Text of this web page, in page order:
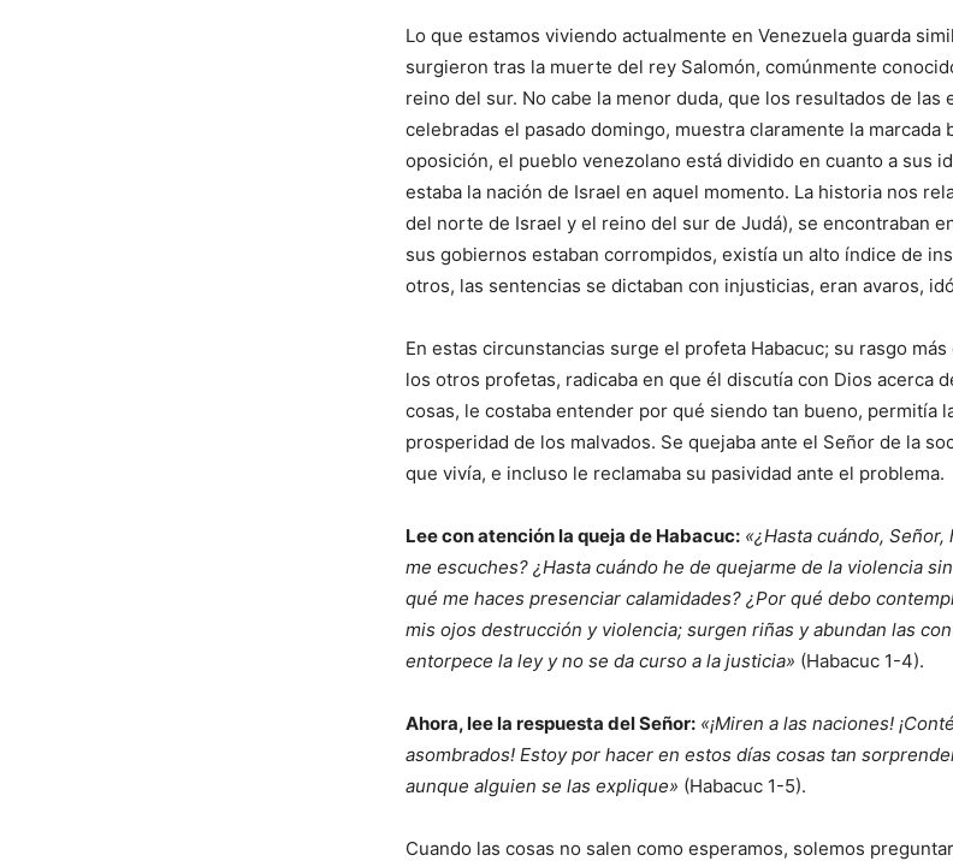
Lo que estamos viviendo actualmente en Venezuela guarda
surgieron tras la muerte del rey Salomón, comúnmente
reino del sur. No cabe la menor duda, que los resultados de las
celebradas el pasado domingo, muestra claramente la
oposición, el pueblo venezolano está dividido en cuanto a sus
estaba la nación de Israel en aquel momento. La historia nos
del norte de Israel y el reino del sur de Judá), se encontraban
sus gobiernos estaban corrompidos, existía un alto índice de
otros, las sentencias se dictaban con injusticias, eran avaros,
En estas circunstancias surge el profeta Habacuc; su rasgo
los otros profetas, radicaba en que él discutía con Dios acerca
cosas, le costaba entender por qué siendo tan bueno, permitía
prosperidad de los malvados. Se quejaba ante el Señor de la
que vivía, e incluso le reclamaba su pasividad ante el problema.
Lee con atención la queja de Habacuc: «¿Hasta cuándo,
me escuches? ¿Hasta cuándo he de quejarme de la violencia
qué me haces presenciar calamidades? ¿Por qué debo
mis ojos destrucción y violencia; surgen riñas y abundan las
entorpece la ley y no se da curso a la justicia» (Habacuc 1-4).
Ahora, lee la respuesta del Señor: «¡Miren a las naciones!
asombrados! Estoy por hacer en estos días cosas tan
aunque alguien se las explique» (Habacuc 1-5).
Cuando las cosas no salen como esperamos, solemos